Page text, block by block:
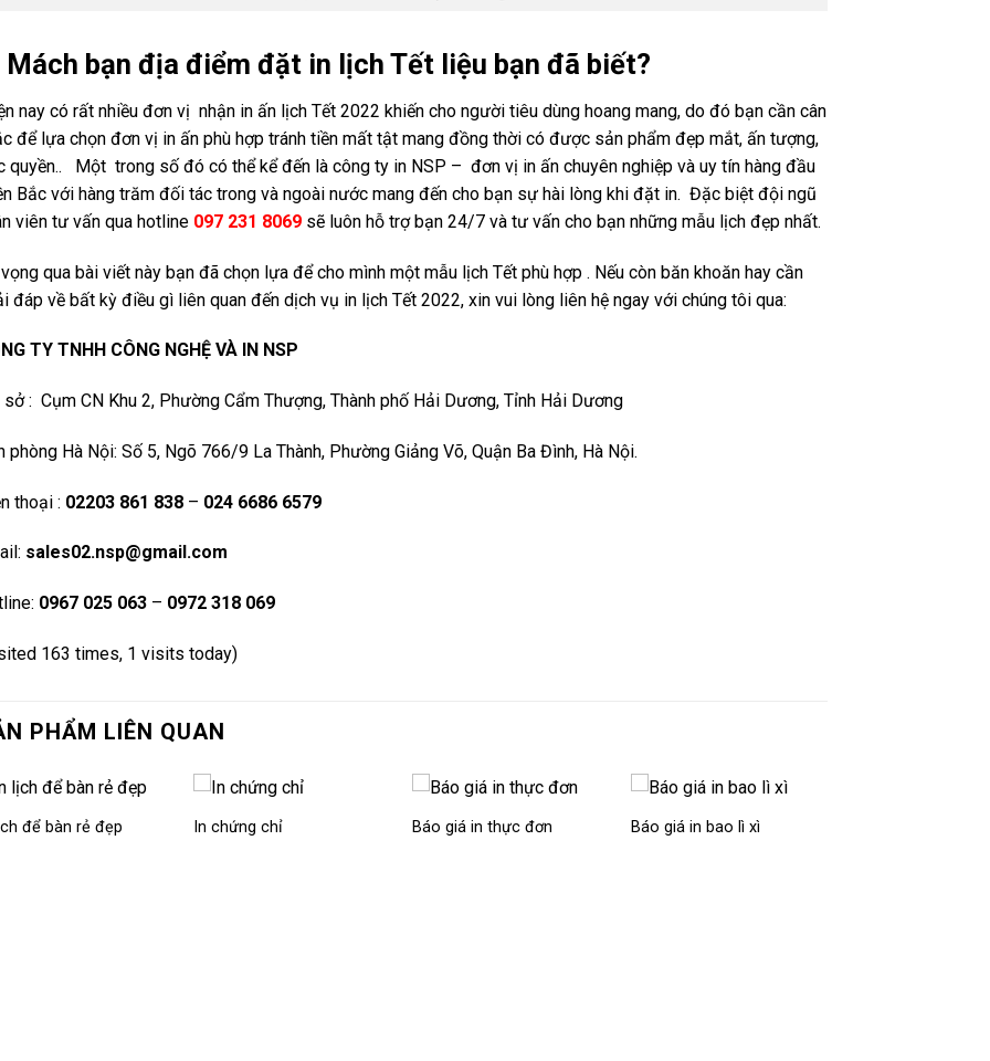
Mách bạn địa điểm đặt in lịch Tết liệu bạn đã biết?
nay có rất nhiều đơn vị nhận in ấn lịch Tết 2022 khiến cho người tiêu dùng hoang mang, do đó bạn cần cân
để lựa chọn đơn vị in ấn phù hợp tránh tiền mất tật mang đồng thời có được sản phẩm đẹp mắt, ấn tượng,
quyền.. Một trong số đó có thể kể đến là công ty in NSP – đơn vị in ấn chuyên nghiệp và uy tín hàng đầu
Bắc với hàng trăm đối tác trong và ngoài nước mang đến cho bạn sự hài lòng khi đặt in. Đặc biệt đội ngũ
viên tư vấn qua hotline 097 231 8069sẽ luôn hỗ trợ bạn 24/7 và tư vấn cho bạn những mẫu lịch đẹp nhất.
qua bài viết này bạn đã chọn lựa để cho mình một mẫu lịch Tết phù hợp . Nếu còn băn khoăn hay cần
đáp về bất kỳ điều gì liên quan đến dịch vụ in lịch Tết 2022, xin vui lòng liên hệ ngay với chúng tôi qua:
TY TNHH CÔNG NGHỆ VÀ IN NSP
sở : Cụm CN Khu 2, Phường Cẩm Thượng, Thành phố Hải Dương, Tỉnh Hải Dương
phòng Hà Nội: Số 5, Ngõ 766/9 La Thành, Phường Giảng Võ, Quận Ba Đình, Hà Nội.
thoại : 02203 861 838– 024 6686 6579
sales02.nsp@gmail.com
0967 025 063– 0972 318 069
163 times, 1 visits today)
PHẨM LIÊN QUAN
để bàn rẻ đẹp In chứng chỉ Báo giá in thực đơn Báo giá in bao lì xì